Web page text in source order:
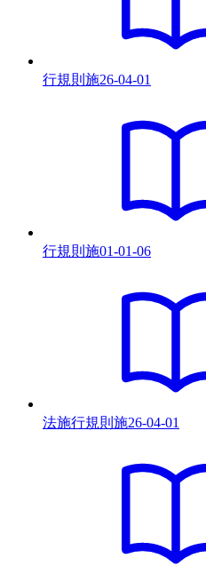
行規則 施26-04-01
行規則 施01-01-06
法施行規則 施26-04-01